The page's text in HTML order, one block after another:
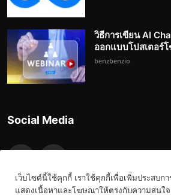
วิธีการเขียน AI
ออกแบบโปสเตอร์
benzbenzio
Social Media
เว็บไซต์นี้ใช้คุกกี้ เราใช้คุกกี้เพื่อเพิ่มประสบก
แสดงเนื้อหาและโฆษณาให้ตรงกับความสนใจ